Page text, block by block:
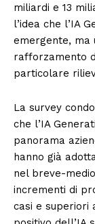
miliardi e 13
l’idea che l’IA
emergente, ma
rafforzamento
particolare
La survey
che l’IA
panorama
hanno già
nel breve-
incrementi di
casi e superiori